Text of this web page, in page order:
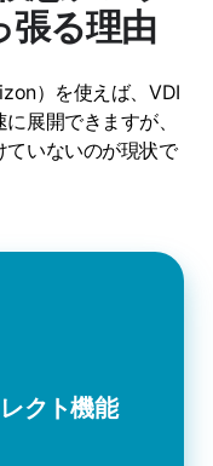
張る理由
）を使えば、VDI
展開できますが、
ていないのが現状で
クト機能